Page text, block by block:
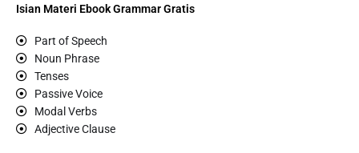
Isian Materi Ebook Grammar Gratis
Part of Speech
Noun Phrase
Tenses
Passive Voice
Modal Verbs
Adjective Clause